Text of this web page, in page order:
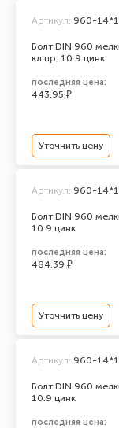
Болт DIN 960
кл.пр. 10.9 цинк
Артикул: 960-
последняя цена:
443.95 ₽
Уточнить цену
Болт DIN 960
10.9 цинк
Артикул: 960-
последняя цена:
484.39 ₽
Уточнить цену
Болт DIN 960
10.9 цинк
Артикул: 960-
последняя цена: